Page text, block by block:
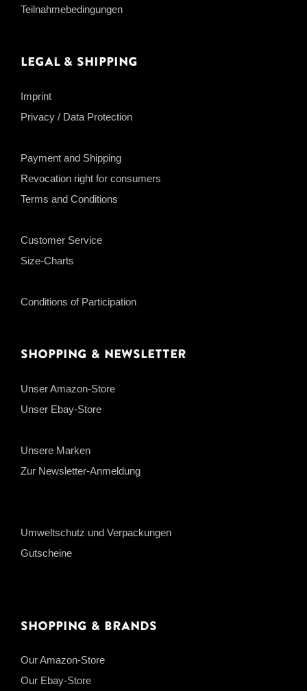
Teilnahmebedingungen
Legal & Shipping
Imprint
Privacy / Data Protection
Payment and Shipping
Revocation right for consumers
Terms and Conditions
Customer Service
Size-Charts
Conditions of Participation
Shopping & Newsletter
Unser Amazon-Store
Unser Ebay-Store
Unsere Marken
Zur Newsletter-Anmeldung
Umweltschutz und Verpackungen
Gutscheine
Shopping & Brands
Our Amazon-Store
Our Ebay-Store